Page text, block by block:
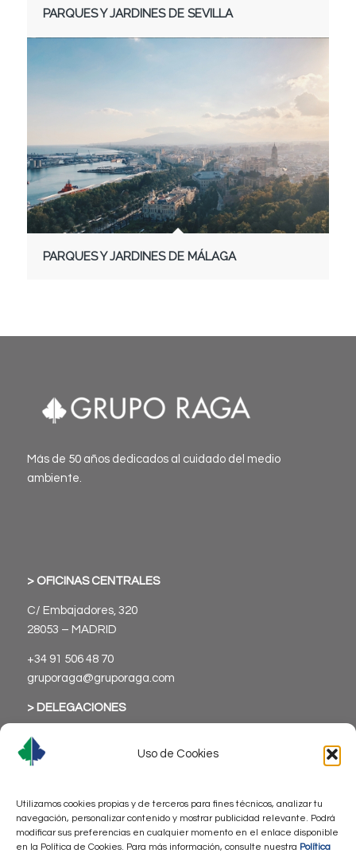
Uso de Cookies
Utilizamos cookies propias y de terceros para fines técnicos, analizar tu
navegación, personalizar contenido y mostrar publicidad relevante. Podrá
modificar sus preferencias en cualquier momento en el enlace disponible
en la Política de Cookies. Para más información, consulte nuestra Política
PARQUES Y JARDINES DE SEVILLA
PARQUES Y JARDINES DE MÁLAGA
Más de 50 años dedicados al cuidado del medio
ambiente.
> OFICINAS CENTRALES
C/ Embajadores, 320
28053 – MADRID
+34 91 506 48 70
gruporaga@gruporaga.com
> DELEGACIONES
> Aviso Legal
> Política de Privacidad